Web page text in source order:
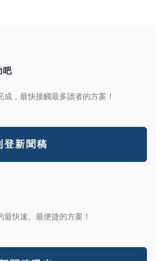
吧
，最快接觸最多讀者的方案！
登新聞稿
快速、最便捷的方案！